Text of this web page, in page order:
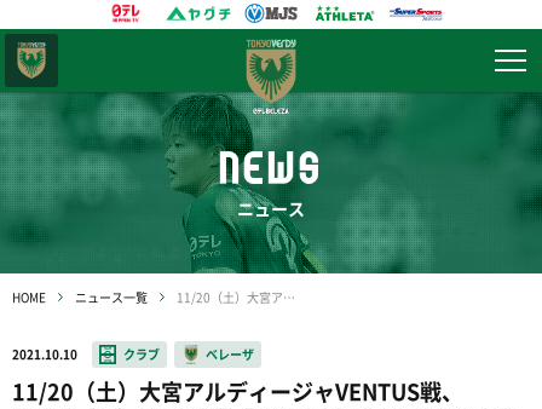
NEWS
ニュース
HOME ニュース一覧 11/20（土）大宮アルディージャVENTUS戦、11/21（日）FC琉球戦『 ATHLETA×VERDY 10年記念ユニフォーム』概要のお知らせ
2021.10.10 クラブ ベレーザ
11/20（土）大宮アルディージャVENTUS戦、